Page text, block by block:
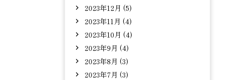
2023年12月 (5)
2023年11月 (4)
2023年10月 (4)
2023年9月 (4)
2023年8月 (3)
2023年7月 (3)